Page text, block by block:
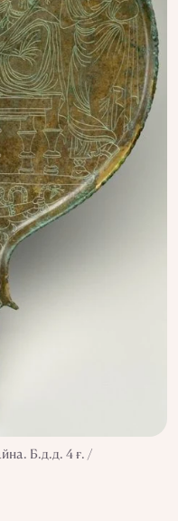
Б.д.д. 4 ғ. /